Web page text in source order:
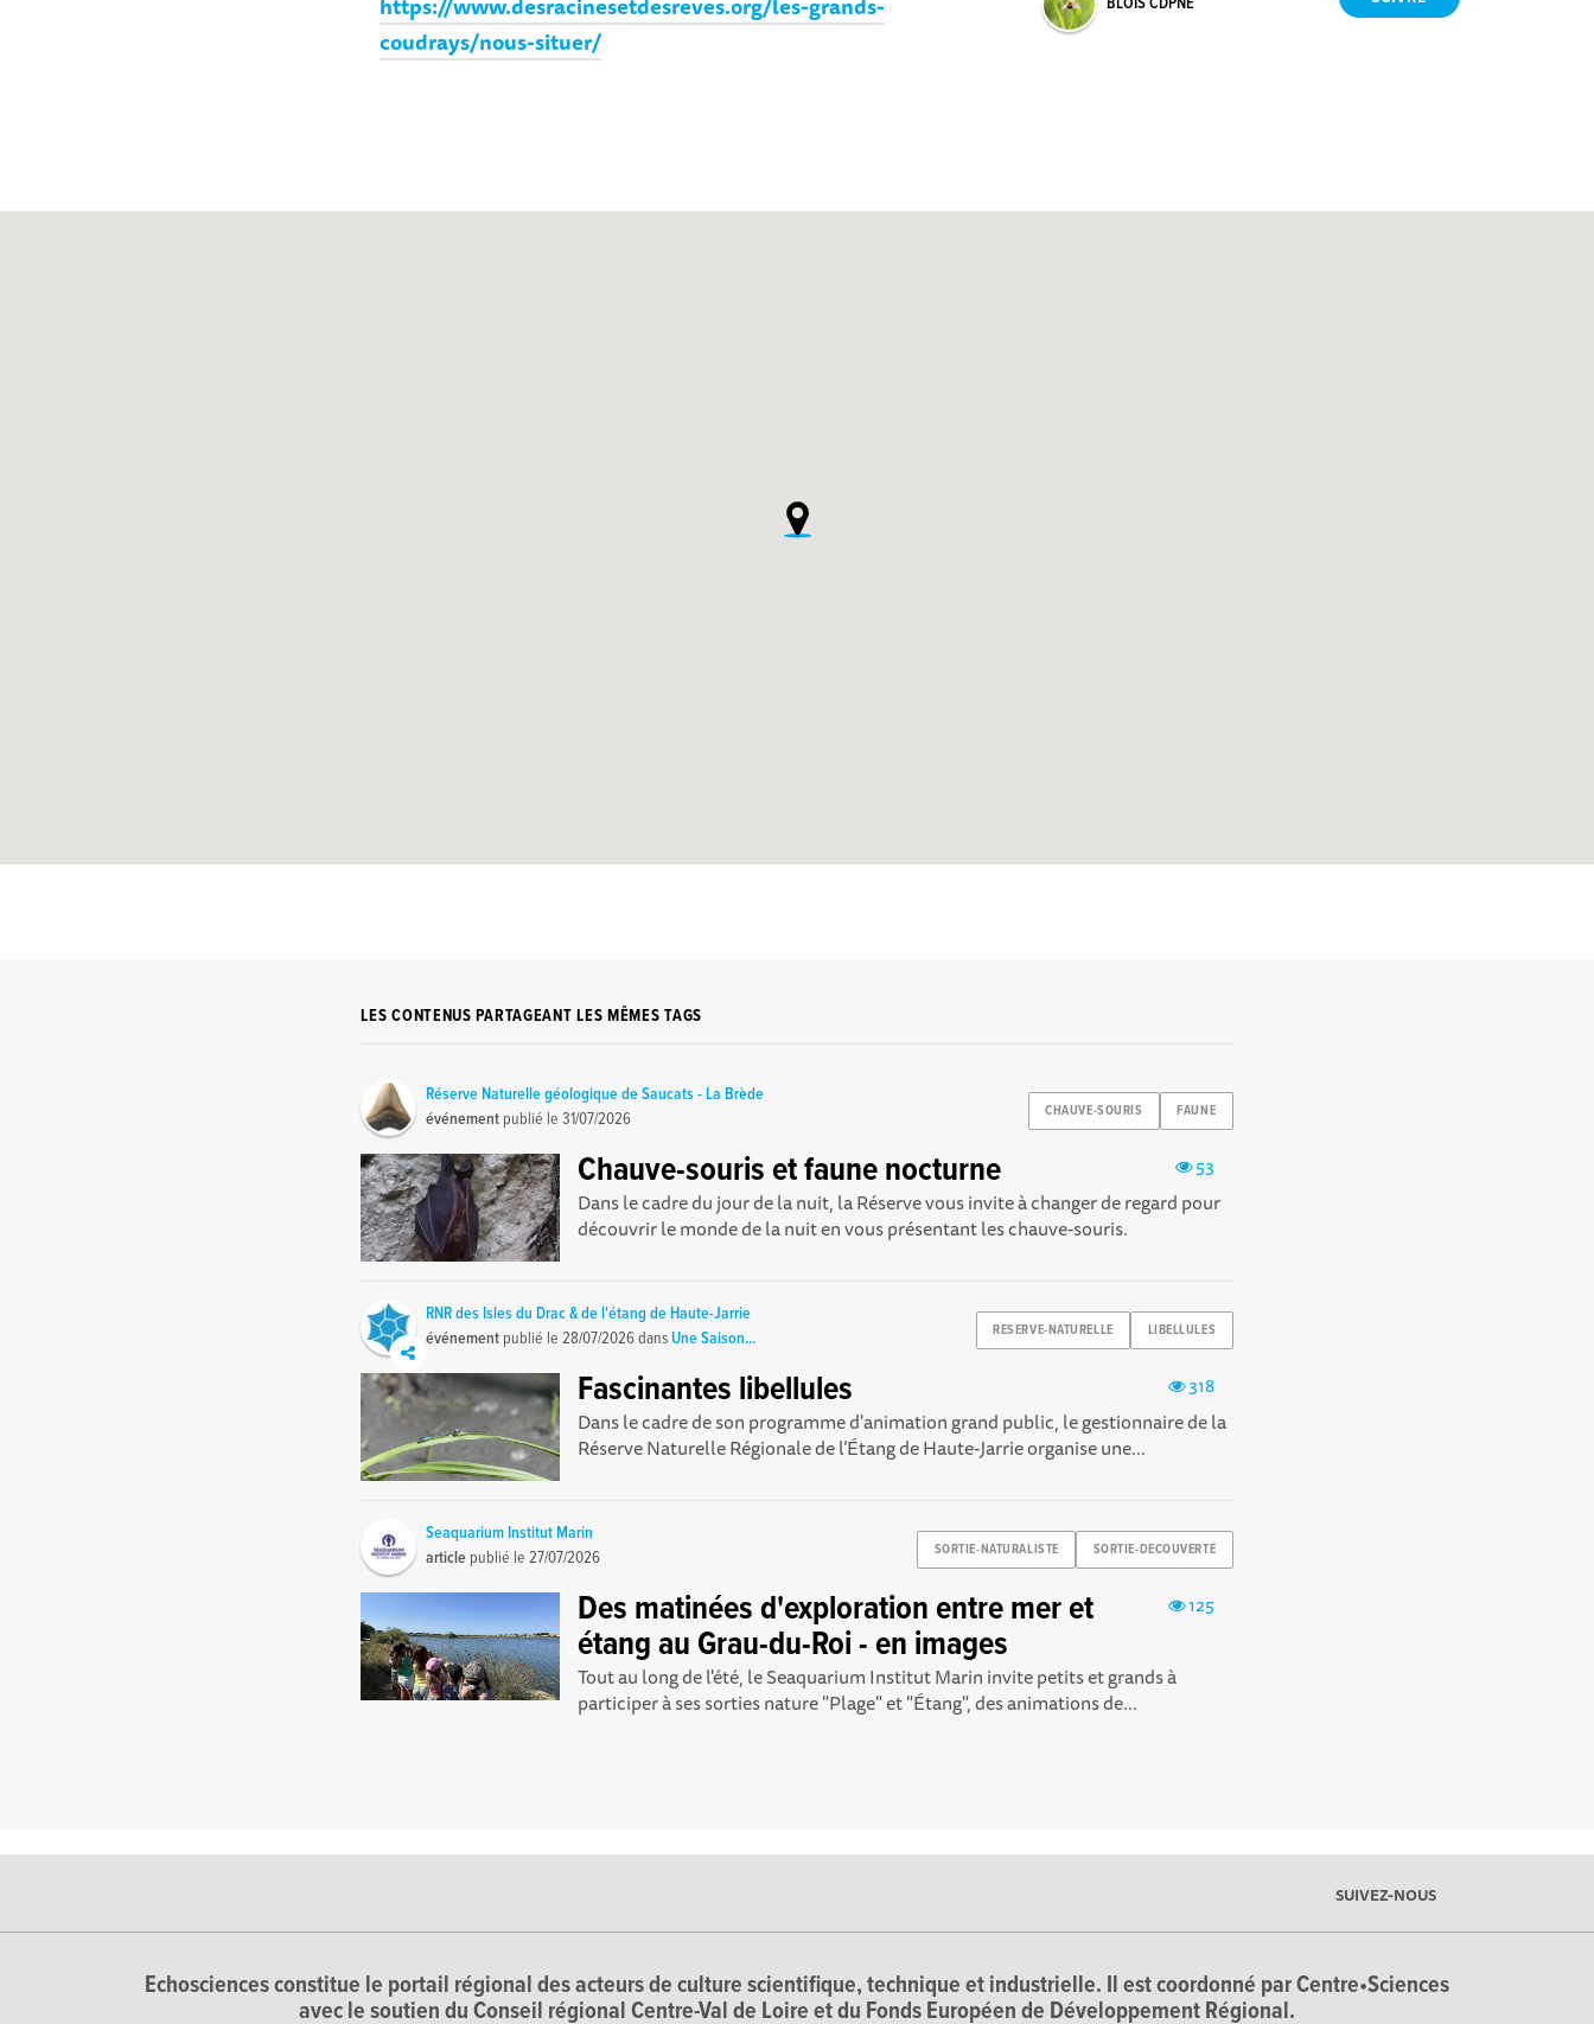
coudrays/nous-situer/
LES CONTENUS PARTAGEANT LES MÊMES TAGS
CHAUVE-SOURIS FAUNE
Réserve Naturelle géologique de Saucats - La Brède
événement publié le31/07/2026
53
Chauve-souris et faune nocturne
Dans le cadre du jour de la nuit, la Réserve vous invite à changer de regard pour
découvrir le monde de la nuit en vous présentant les chauve-souris.
RESERVE-NATURELLE LIBELLULES
RNR des Isles du Drac & de l'étang de Haute-Jarrie
événement publié le28/07/2026dansUne Saison...
318
Fascinantes libellules
Dans le cadre de son programme d'animation grand public, le gestionnaire de la
Réserve Naturelle Régionale de l’Étang de Haute-Jarrie organise une...
SORTIE-NATURALISTE SORTIE-DECOUVERTE
Seaquarium Institut Marin
article publié le27/07/2026
125
Des matinées d'exploration entre mer et
étang au Grau-du-Roi - en images
Tout au long de l'été, le Seaquarium Institut Marin invite petits et grands à
participer à ses sorties nature "Plage" et "Étang", des animations de...
SUIVEZ-NOUS
Echosciences constitue le portail régional des acteurs de culture scientifique, technique et industrielle. Il est coordonné par Centre•Sciences
avec le soutien du Conseil régional Centre-Val de Loire et du Fonds Européen de Développement Régional.